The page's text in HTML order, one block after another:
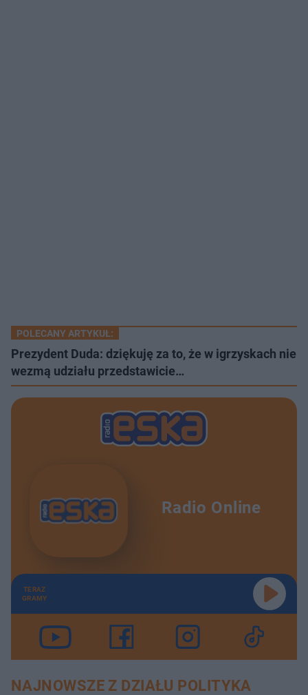
POLECANY ARTYKUŁ:
Prezydent Duda: dziękuję za to, że w igrzyskach nie
wezmą udziału przedstawicie…
Radio Online
TERAZ
GRAMY
NAJNOWSZE Z DZIAŁU POLITYKA